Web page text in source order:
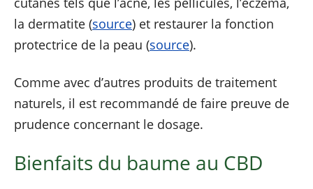
la dermatite (source) et restaurer la fonction
protectrice de la peau (source).
Comme avec d’autres produits de traitement
naturels, il est recommandé de faire preuve de
prudence concernant le dosage.
Bienfaits du baume au CBD